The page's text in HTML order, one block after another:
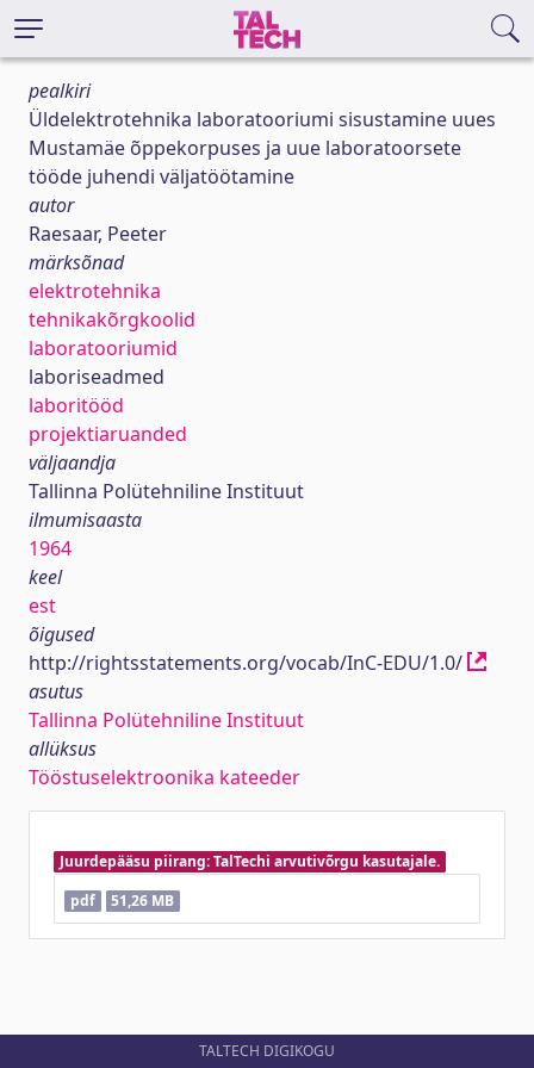
pealkiri
Üldelektrotehnika laboratooriumi sisustamine uues
Mustamäe õppekorpuses ja uue laboratoorsete
tööde juhendi väljatöötamine
autor
Raesaar, Peeter
märksõnad
elektrotehnika
tehnikakõrgkoolid
laboratooriumid
laboriseadmed
laboritööd
projektiaruanded
väljaandja
Tallinna Polütehniline Instituut
ilmumisaasta
1964
keel
est
õigused
http://rightsstatements.org/vocab/InC-EDU/1.0/
asutus
Tallinna Polütehniline Instituut
allüksus
Tööstuselektroonika kateeder
Juurdepääsu piirang: TalTechi arvutivõrgu kasutajale.
pdf
51,26 MB
TALTECH DIGIKOGU